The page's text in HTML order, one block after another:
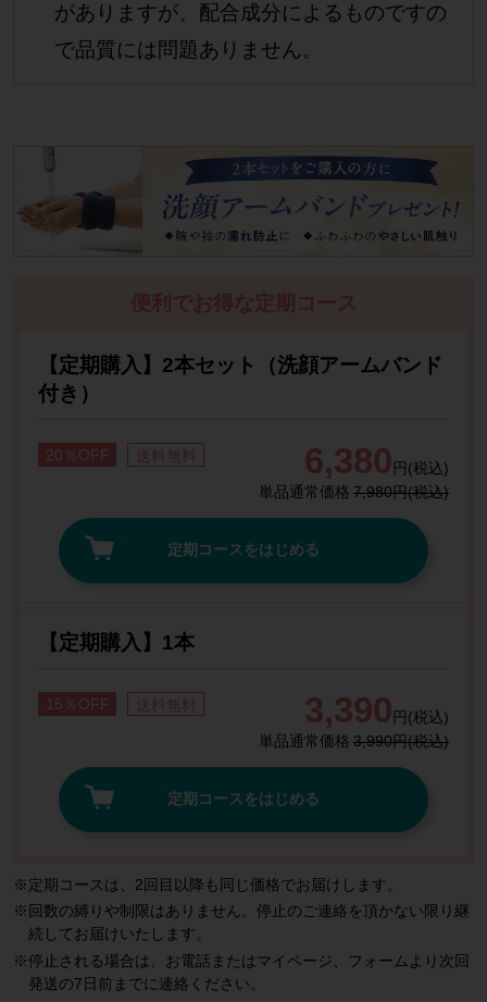
がありますが、配合成分によるものですの
で品質には問題ありません。
【定期購入】2本セット（洗顔アームバンド
付き）
20％OFF 送料無料 6,380 円(税込)
単品通常価格 7,980円(税込)
定期コースをはじめる
【定期購入】1本
15％OFF 送料無料 3,390 円(税込)
単品通常価格 3,990円(税込)
定期コースをはじめる
定期コースは、2回目以降も同じ価格でお届けします。
回数の縛りや制限はありません。停止のご連絡を頂かない限り継
続してお届けいたします。
停止される場合は、お電話またはマイページ、フォームより次回
発送の7日前までに連絡ください。